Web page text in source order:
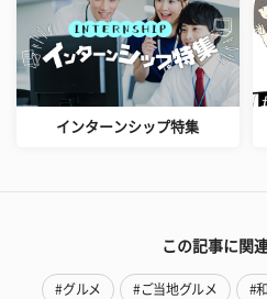
インターンシップ特集
この記事に関
#グルメ #ご当地グルメ #